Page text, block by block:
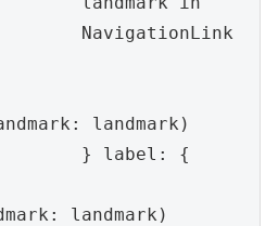
landmark)
landmark)